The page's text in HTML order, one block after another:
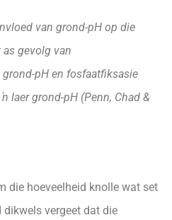
van grond-pH op die
gevolg van
grond-pH en fosfaatfiksasie
laer grond-pH (Penn, Chad &
die hoeveelheid knolle wat set
vergeet dat die